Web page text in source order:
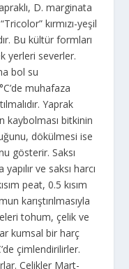
D. marginata
kırmızı-yeşil
Bu kültür formları
yerleri severler.
bol su
muhafaza
Yaprak
kaybolması bitkinin
dökülmesi ise
gösterir. Saksı
ve saksı harcı
peat, 0.5 kısım
karıştırılmasıyla
tohum, çelik ve
kumsal bir harç
çimlendirilirler.
Çelikler Mart-